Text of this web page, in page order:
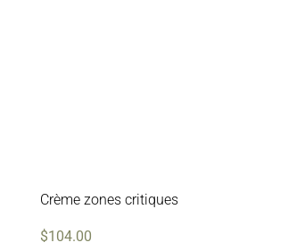
Crème zones critiques
$104.00